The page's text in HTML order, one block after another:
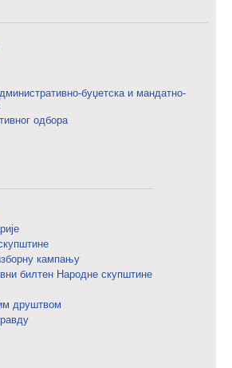
буџетска и мандатно-
одбора
кампању
билтен Народне скупштине
друштвом